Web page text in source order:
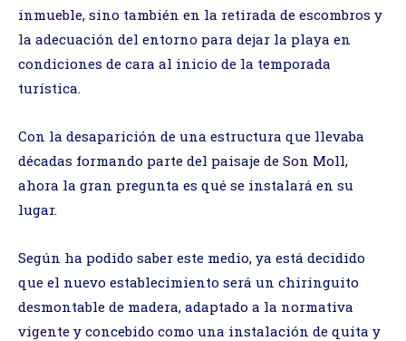
inmueble, sino también en la retirada de escombros y
la adecuación del entorno para dejar la playa en
condiciones de cara al inicio de la temporada
turística.
Con la desaparición de una estructura que llevaba
décadas formando parte del paisaje de Son Moll,
ahora la gran pregunta es qué se instalará en su
lugar.
Según ha podido saber este medio, ya está decidido
que el nuevo establecimiento será un chiringuito
desmontable de madera, adaptado a la normativa
vigente y concebido como una instalación de quita y